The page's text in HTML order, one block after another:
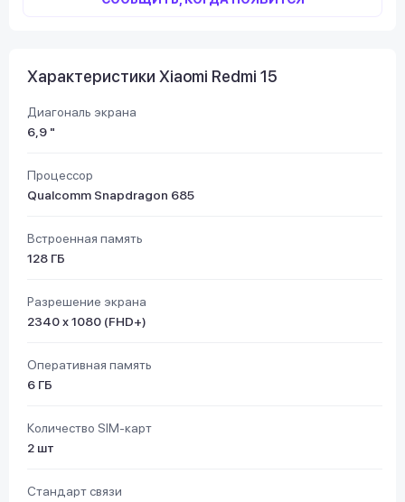
Характеристики Xiaomi Redmi 15
Диагональ экрана
6,9 "
Процессор
Qualcomm Snapdragon 685
Встроенная память
128 ГБ
Разрешение экрана
2340 х 1080 (FHD+)
Оперативная память
6 ГБ
Количество SIM-карт
2 шт
Стандарт связи